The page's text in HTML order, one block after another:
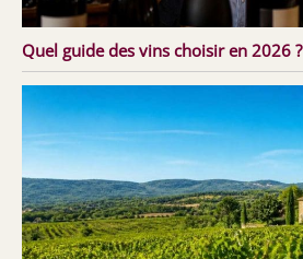
Quel guide des vins choisir en 2026 ?